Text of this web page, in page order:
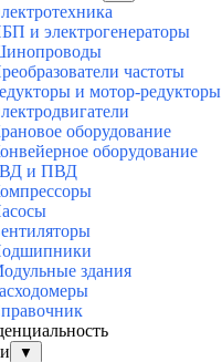
и электрогенераторы
частоты
и мотор-редукторы
оборудование
оборудование
и ПВД
здания
▼